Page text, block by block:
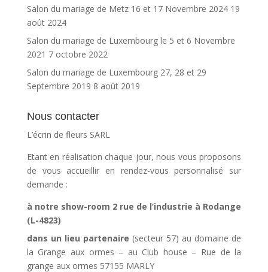
Salon du mariage de Metz 16 et 17 Novembre 2024 19
août 2024
Salon du mariage de Luxembourg le 5 et 6 Novembre
2021 7 octobre 2022
Salon du mariage de Luxembourg 27, 28 et 29
Septembre 2019 8 août 2019
Nous contacter
L’écrin de fleurs SARL
Etant en réalisation chaque jour, nous vous proposons
de vous accueillir en rendez-vous personnalisé sur
demande :
à notre show-room 2 rue de l’industrie à Rodange
(L-4823)
dans un lieu partenaire (secteur 57) au domaine de
la Grange aux ormes – au Club house – Rue de la
grange aux ormes 57155 MARLY